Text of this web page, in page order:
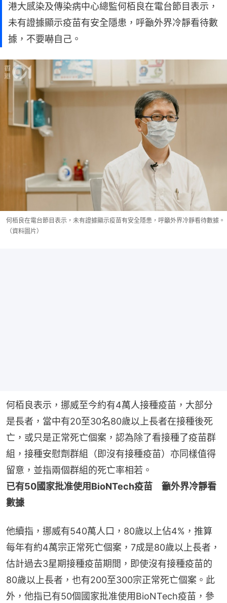
港大感染及傳染病中心總監何栢良在電台節目表示，
未有證據顯示疫苗有安全隱患，呼籲外界冷靜看待數
據，不要嚇自己。
何栢良在電台節目表示，未有證據顯示疫苗有安全隱患，呼籲外界冷靜看待數據。
（資料圖片）
何栢良表示，挪威至今約有4萬人接種疫苗，大部分
是長者，當中有20至30名80歲以上長者在接種後死
亡，或只是正常死亡個案，認為除了看接種了疫苗群
組，接種安慰劑群組（即沒有接種疫苗）亦同樣值得
留意，並指兩個群組的死亡率相若。
已有50國家批准使用BioNTech疫苗　籲外界冷靜看
數據
他續指，挪威有540萬人口，80歲以上佔4%，推算
每年有約4萬宗正常死亡個案，7成是80歲以上長者，
估計過去3星期接種疫苗期間，即使沒有接種疫苗的
80歲以上長者，也有200至300宗正常死亡個案。此
外，他指已有50個國家批准使用BioNTech疫苗，參